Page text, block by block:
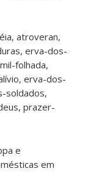
atroveran,
erva-dos-
folhada,
erva-dos-
soldados,
prazer-
e
em